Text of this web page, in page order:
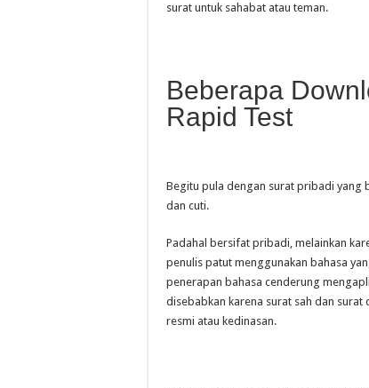
surat untuk sahabat atau teman.
Beberapa
Rapid Test
Begitu pula dengan surat pribadi yang
dan cuti.
Padahal bersifat pribadi, melainkan
penulis patut menggunakan bahasa
penerapan bahasa cenderung
disebabkan karena surat sah dan
resmi atau kedinasan.